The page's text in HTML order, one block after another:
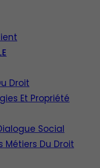
Droit
Et Propriété
Social
Métiers Du Droit